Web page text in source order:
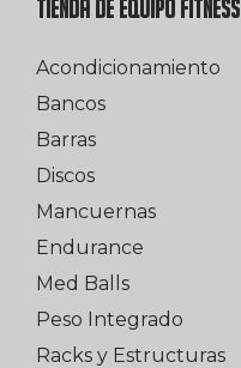
TIENDA DE EQUIPO FITNESS
Acondicionamiento
Bancos
Barras
Discos
Mancuernas
Endurance
Med Balls
Peso Integrado
Racks y Estructuras